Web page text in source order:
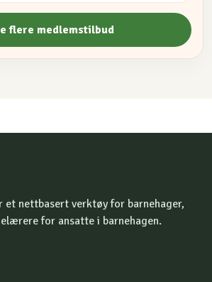
flere medlemstilbud
et nettbasert verktøy for barnehager,
for ansatte i barnehagen.